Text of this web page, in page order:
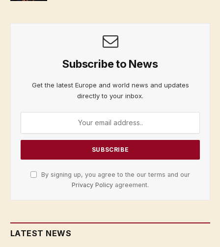
Subscribe to News
Get the latest Europe and world news and updates
directly to your inbox.
By signing up, you agree to the our terms and our
Privacy Policy agreement.
LATEST NEWS